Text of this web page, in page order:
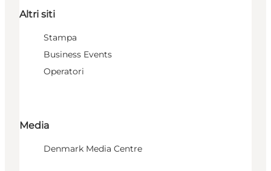
Altri siti
Stampa
Business Events
Operatori
Media
Denmark Media Centre